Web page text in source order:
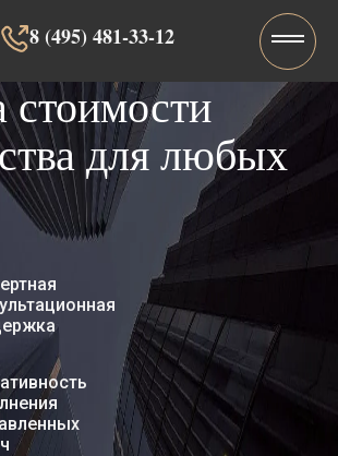
8 (495) 481-33-12‬‬
стоимости
для любых